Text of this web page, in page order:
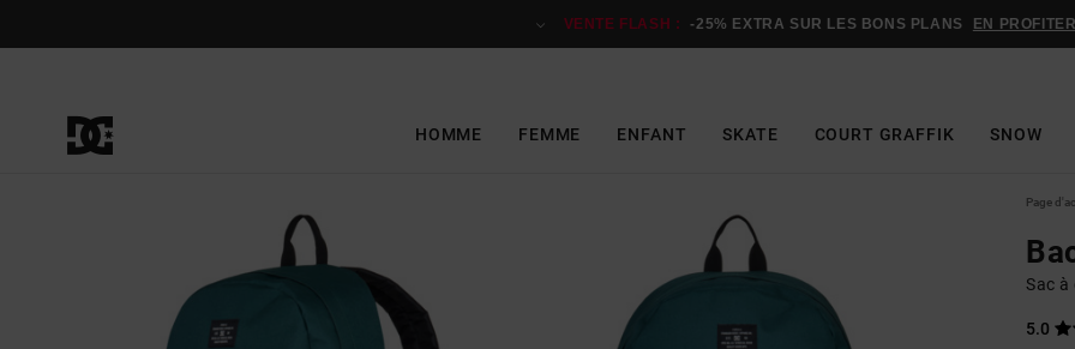
VENTE FLASH : -25% EXTRA SUR LES BONS PLANS EN PROFITER
HOMME FEMME ENFANT SKATE COURT GRAFFIK SNOW
Page
Sac
5.0